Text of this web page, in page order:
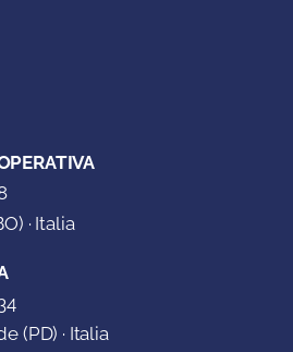
· Italia
(PD) · Italia